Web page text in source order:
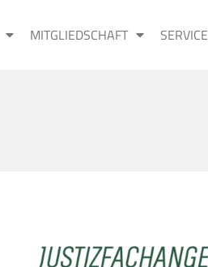
MITGLIEDSCHAFT SERVICE